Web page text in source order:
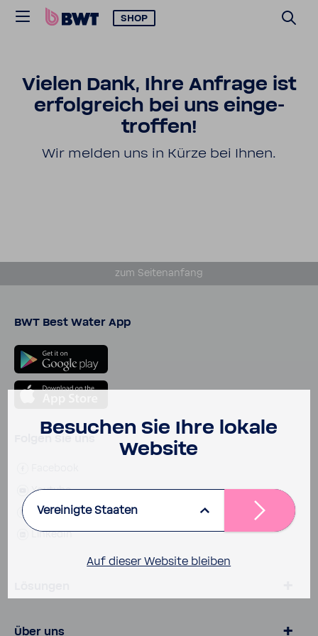
SHOP
Vielen Dank, Ihre Anfrage ist
erfolg­reich bei uns einge­
troffen!
Wir melden uns in Kürze bei Ihnen.
zum Seiten­an­fang
BWT Best Water App
Youtube
Insta­gram
LinkedIn
Über uns
Besu­chen Sie Ihre lokale
Website
Vereinigte Staaten
Auf dieser Website bleiben